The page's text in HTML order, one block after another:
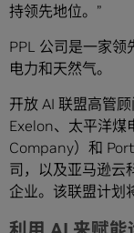
持领先地位。”
PPL 公司是一家
电力和天然气。
开放 AI 联盟高管
Exelon、太平洋煤
Company）和
司，以及亚马逊云
企业。该联盟计划